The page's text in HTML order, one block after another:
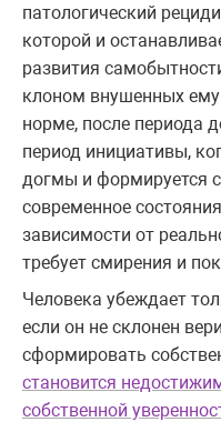
патологический
которой и
развития
клоном внушенных
норме, после периода
период инициативы,
догмы и формируется
современное
зависимости от
требует смирения и
Человека убеждает
если он не склонен
сформировать
становится
собственной